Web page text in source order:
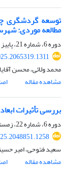
توسعه گردشگری
مطالعه موردی:
دوره 6، شماره 21، پاییز 1404، صفحه
محمد ولائی، محسن
مشاهده مقاله
بررسی تأثیرات
دوره 6، شماره 22، زمستان 1404، صفحه
سعید فتوحی، امیر
مشاهده مقاله